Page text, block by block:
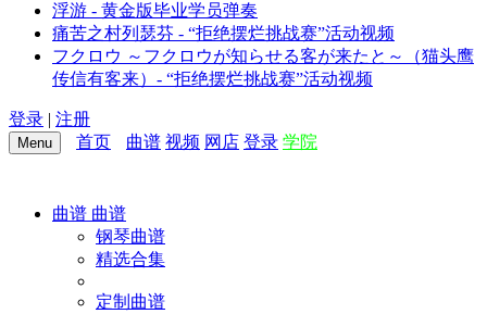
浮游 - 黄金版毕业学员弹奏
痛苦之村列瑟芬 - “拒绝摆烂挑战赛”活动视频
フクロウ ～フクロウが知らせる客が来たと～（猫头鹰
传信有客来）- “拒绝摆烂挑战赛”活动视频
登录 | 注册
Menu 首页 曲谱 视频 网店 登录 学院
曲谱 曲谱
钢琴曲谱
精选合集
定制曲谱